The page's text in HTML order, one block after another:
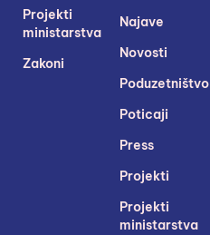
Najave
Novosti
Poduzetništvo
Poticaji
Press
Projekti
Projekti
ministarstva
Projekti
ministarstva
Zakoni